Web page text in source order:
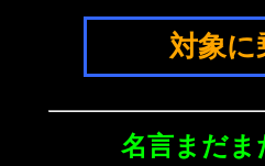
対象に
名言まだま